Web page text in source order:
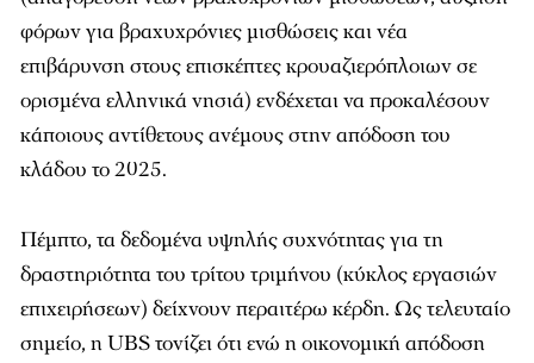
φόρων για βραχυχρόνιες μισθώσεις και νέα
επιβάρυνση στους επισκέπτες κρουαζιερόπλοιων σε
ορισμένα ελληνικά νησιά) ενδέχεται να προκαλέσουν
κάποιους αντίθετους ανέμους στην απόδοση του
κλάδου το 2025.
Πέμπτο, τα δεδομένα υψηλής συχνότητας για τη
δραστηριότητα του τρίτου τριμήνου (κύκλος εργασιών
επιχειρήσεων) δείχνουν περαιτέρω κέρδη. Ως τελευταίο
σημείο, η UBS τονίζει ότι ενώ η οικονομική απόδοση